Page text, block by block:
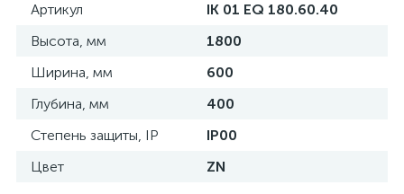
Артикул
IK 01 EQ 180.60.40
Высота, мм
1800
Ширина, мм
600
Глубина, мм
400
Степень защиты, IP
IP00
Цвет
ZN